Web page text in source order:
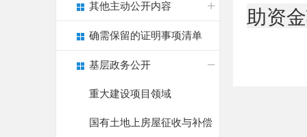
其他主动公开内容
确需保留的证明事项清单
基层政务公开
重大建设项目领域
国有土地上房屋征收与补偿
助资